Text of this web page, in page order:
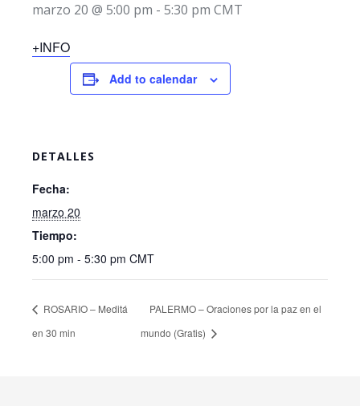
marzo 20 @ 5:00 pm - 5:30 pm CMT
+INFO
Add to calendar
DETALLES
Fecha:
marzo 20
Tiempo:
5:00 pm - 5:30 pm CMT
ROSARIO – Meditá
en 30 min
PALERMO – Oraciones por la paz en el
mundo (Gratis)